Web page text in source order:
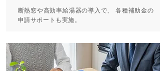
断熱窓や高効率給湯器の導入で、 各種補助金の
申請サポートも実施。